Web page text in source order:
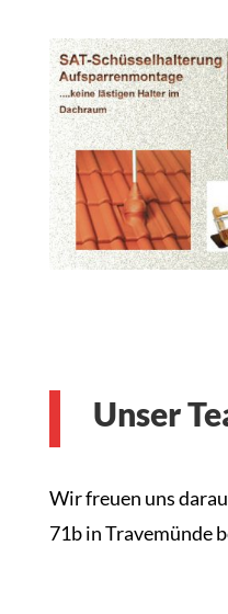
Unser
Wir freuen uns
71b in Travemünde